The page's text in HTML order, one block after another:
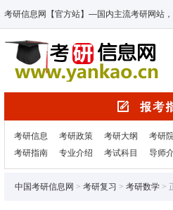
考研信息网【官方站】—国内主流考研网站，
考研信息 考研政策 考研大纲 考研
考研指南
专业介绍 考试科目 导师
中国考研信息网 > 考研复习 > 考研数学 >